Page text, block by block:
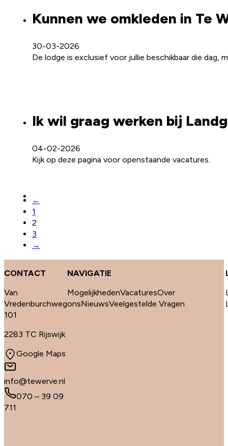
Kunnen we omkleden in Te
30-03-2026
De lodge is exclusief voor jullie beschikbaar die dag,
Ik wil graag werken bij
04-02-2026
Kijk op deze pagina voor openstaande vacatures.
←
1
2
3
→
CONTACT
Van
Vredenburchweg
101
2283 TC Rijswijk
Google Maps
info@tewerve.nl
070 – 39 09
711
NAVIGATIE
MogelijkhedenVacaturesOver
onsNieuwsVeelgestelde Vragen